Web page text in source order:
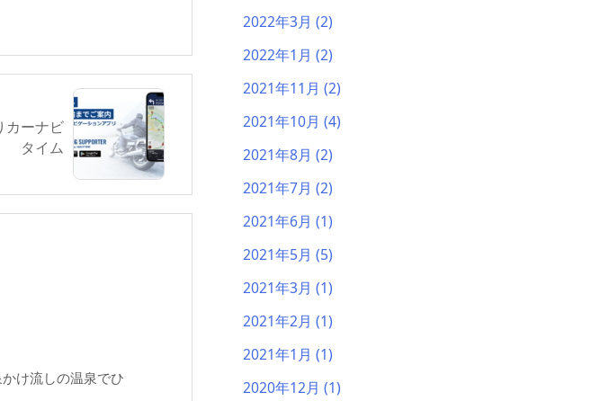
カーナビ
タイム
け流しの温泉でひ
2022年3月 (2)
2022年1月 (2)
2021年11月 (2)
2021年10月 (4)
2021年8月 (2)
2021年7月 (2)
2021年6月 (1)
2021年5月 (5)
2021年3月 (1)
2021年2月 (1)
2021年1月 (1)
2020年12月 (1)